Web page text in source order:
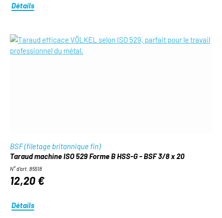
Détails
BSF (filetage britannique fin)
Taraud machine ISO 529 Forme B HSS-G - BSF 3/8 x 20
N° d'art. 85518
12,20 €
Détails